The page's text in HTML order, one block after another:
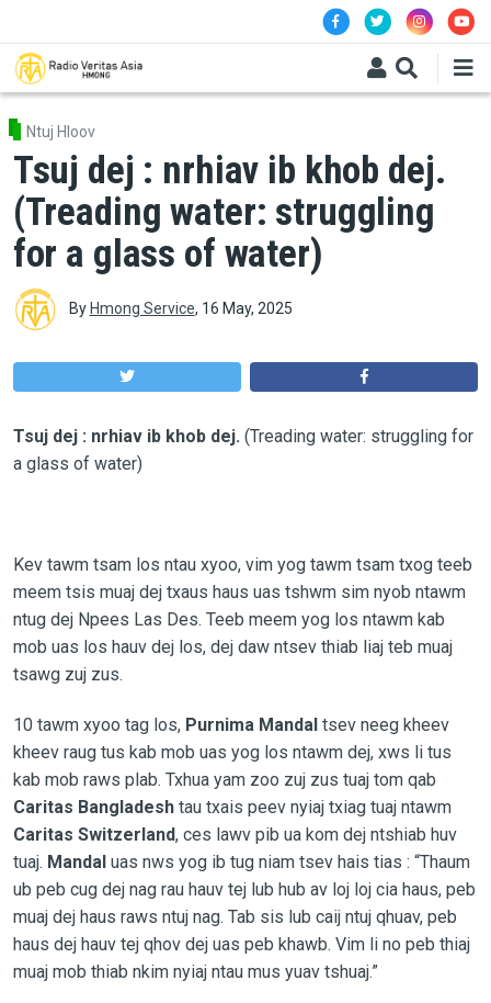
Ntuj Hloov
Tsuj dej : nrhiav ib khob dej.
(Treading water: struggling
for a glass of water)
By Hmong Service, 16 May, 2025
Tsuj dej : nrhiav ib khob dej. (Treading water: struggling for
a glass of water)
Kev tawm tsam los ntau xyoo, vim yog tawm tsam txog teeb
meem tsis muaj dej txaus haus uas tshwm sim nyob ntawm
ntug dej Npees Las Des. Teeb meem yog los ntawm kab
mob uas los hauv dej los, dej daw ntsev thiab liaj teb muaj
tsawg zuj zus.
10 tawm xyoo tag los, Purnima Mandaltsev neeg kheev
kheev raug tus kab mob uas yog los ntawm dej, xws li tus
kab mob raws plab. Txhua yam zoo zuj zus tuaj tom qab
Caritas Bangladeshtau txais peev nyiaj txiag tuaj ntawm
Caritas Switzerland, ces lawv pib ua kom dej ntshiab huv
tuaj. Mandaluas nws yog ib tug niam tsev hais tias : “Thaum
ub peb cug dej nag rau hauv tej lub hub av loj loj cia haus, peb
muaj dej haus raws ntuj nag. Tab sis lub caij ntuj qhuav, peb
haus dej hauv tej qhov dej uas peb khawb. Vim li no peb thiaj
muaj mob thiab nkim nyiaj ntau mus yuav tshuaj.”